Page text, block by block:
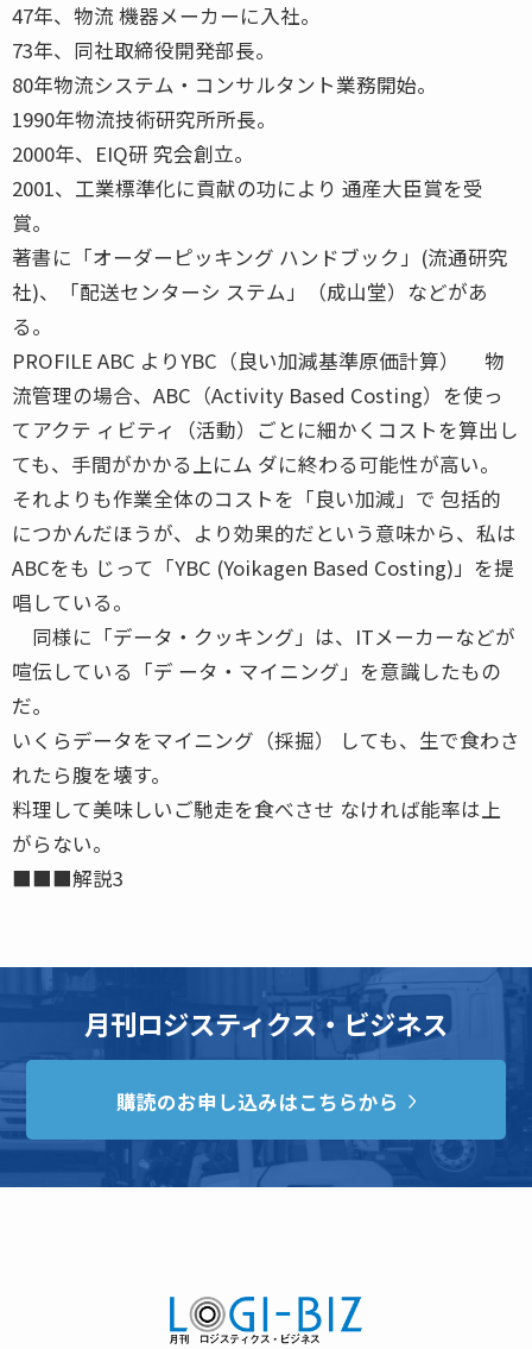
47年、物流 機器メーカーに入社。
73年、同社取締役開発部長。
80年物流システム・コンサルタント業務開始。
1990年物流技術研究所所長。
2000年、EIQ研 究会創立。
2001、工業標準化に貢献の功により 通産大臣賞を受
賞。
著書に「オーダーピッキング ハンドブック」(流通研究
社)、「配送センターシ ステム」（成山堂）などがあ
る。
PROFILE ABC よりYBC（良い加減基準原価計算） 物
流管理の場合、ABC（Activity Based Costing）を使っ
てアクテ ィビティ（活動）ごとに細かくコストを算出し
ても、手間がかかる上にム ダに終わる可能性が高い。
それよりも作業全体のコストを「良い加減」で 包括的
につかんだほうが、より効果的だという意味から、私は
ABCをも じって「YBC (Yoikagen Based Costing)」を提
唱している。
同様に「データ・クッキング」は、ITメーカーなどが
喧伝している「デ ータ・マイニング」を意識したもの
だ。
いくらデータをマイニング（採掘） しても、生で食わさ
れたら腹を壊す。
料理して美味しいご馳走を食べさせ なければ能率は上
がらない。
■■■解説3
月刊ロジスティクス・ビジネス
購読のお申し込みはこちらから